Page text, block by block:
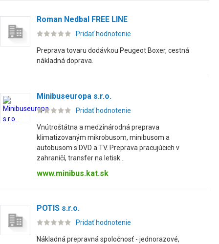
Roman Nedbal FREE LINE
Pridať hodnotenie
Preprava tovaru dodávkou Peugeot Boxer, cestná
nákladná doprava.
Minibuseuropa s.r.o.
Pridať hodnotenie
Vnútroštátna a medzinárodná preprava
klimatizovaným mikrobusom, minibusom a
autobusom s DVD a TV. Preprava pracujúcich v
zahraničí, transfer na letisk...
www.minibus.kat.sk
POTIS s.r.o.
Pridať hodnotenie
Nákladná prepravná spoločnosť - jednorazové,